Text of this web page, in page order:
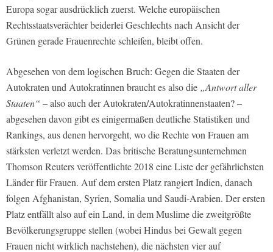
Europa sogar ausdrücklich zuerst. Welche europäischen
Rechtsstaatsverächter beiderlei Geschlechts nach Ansicht der
Grünen gerade Frauenrechte schleifen, bleibt offen.
Abgesehen von dem logischen Bruch: Gegen die Staaten der
Autokraten und Autokratinnen braucht es also die „Antwort aller
Staaten“ – also auch der Autokraten/Autokratinnenstaaten? –
abgesehen davon gibt es einigermaßen deutliche Statistiken und
Rankings, aus denen hervorgeht, wo die Rechte von Frauen am
stärksten verletzt werden. Das britische Beratungsunternehmen
Thomson Reuters veröffentlichte 2018 eine Liste der gefährlichsten
Länder für Frauen. Auf dem ersten Platz rangiert Indien, danach
folgen Afghanistan, Syrien, Somalia und Saudi-Arabien. Der ersten
Platz entfällt also auf ein Land, in dem Muslime die zweitgrößte
Bevölkerungsgruppe stellen (wobei Hindus bei Gewalt gegen
Frauen nicht wirklich nachstehen), die nächsten vier auf